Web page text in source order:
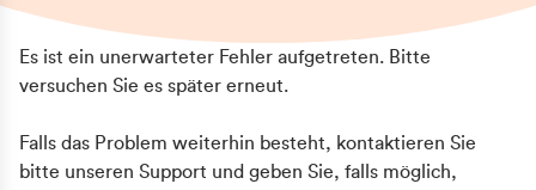
Es ist ein unerwarteter Fehler aufgetreten. Bitte
versuchen Sie es später erneut.
Falls das Problem weiterhin besteht, kontaktieren Sie
bitte unseren Support und geben Sie, falls möglich,